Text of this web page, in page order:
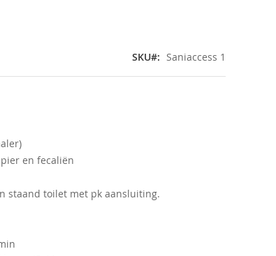
SKU Saniaccess 1
en fecaliën
staand toilet met pk aansluiting.